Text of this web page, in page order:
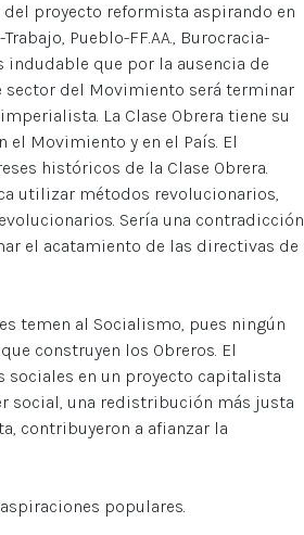
proyecto reformista aspirando en
Pueblo-FF.AA., Burocracia-
indudable que por la ausencia de
sector del Movimiento será terminar
La Clase Obrera tiene su
el Movimiento y en el País. El
históricos de la Clase Obrera.
utilizar métodos revolucionarios,
Sería una contradicción
el acatamiento de las directivas de
temen al Socialismo, pues ningún
construyen los Obreros. El
sociales en un proyecto capitalista
social, una redistribución más justa
contribuyeron a afianzar la
populares.